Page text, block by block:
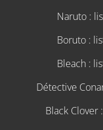
Naruto :
Boruto :
Bleach :
Détective
Black